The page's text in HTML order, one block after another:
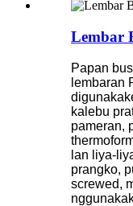
Lembar
Papan
lembaran
kalebu
pameran,
lan liya-
prangko,
screwed,